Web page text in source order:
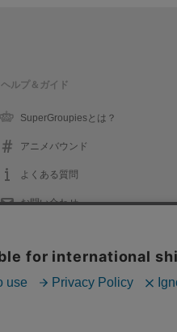
ヘルプ＆ガイド
SuperGroupiesとは？
アニメバウンド
よくある質問
お問い合わせ